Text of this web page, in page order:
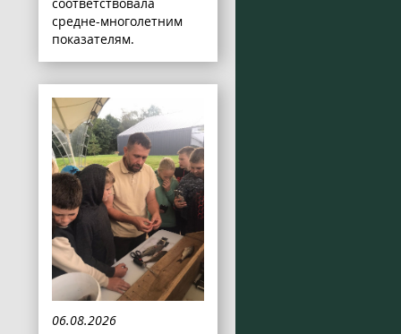
соответствовала
средне-многолетним
показателям.
06.08.2026